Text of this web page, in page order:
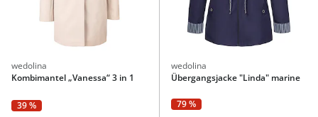
wedolina
Kombimantel „Vanessa“ 3 in 1
39 %
wedolina
Übergangsjacke "Linda" marine
79 %